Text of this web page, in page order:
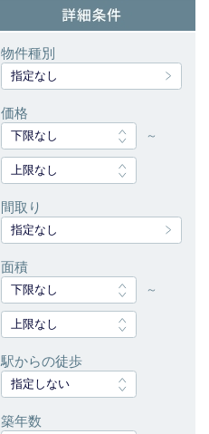
物件種別
指定なし
価格
下限なし ～
上限なし
間取り
指定なし
面積
下限なし ～
上限なし
駅からの徒歩
指定しない
築年数